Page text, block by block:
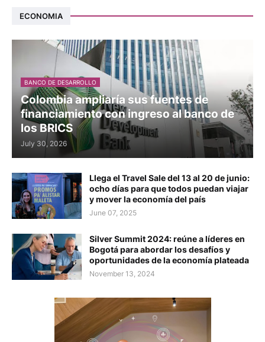
ECONOMIA
BANCO DE DESARROLLO
Colombia ampliaría sus fuentes de
financiamiento con ingreso al banco de
los BRICS
July 30, 2026
Llega el Travel Sale del 13 al 20 de junio:
ocho días para que todos puedan viajar
y mover la economía del país
June 07, 2025
Silver Summit 2024: reúne a líderes en
Bogotá para abordar los desafíos y
oportunidades de la economía plateada
November 13, 2024